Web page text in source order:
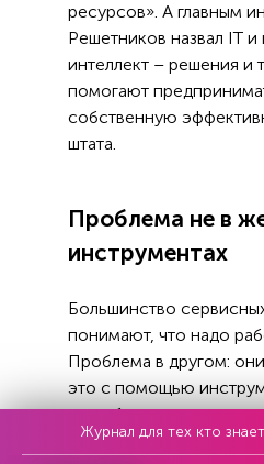
ресурсов». А главным
Решетников назвал IT и
интеллект – решения и
помогают
собственную
штата.
Проблема не в
инструментах
Большинство
понимают, что надо
Проблема в другом:
это с помощью
по себе становятся
Таблицы Excel, почта,
Журнал для тех кто